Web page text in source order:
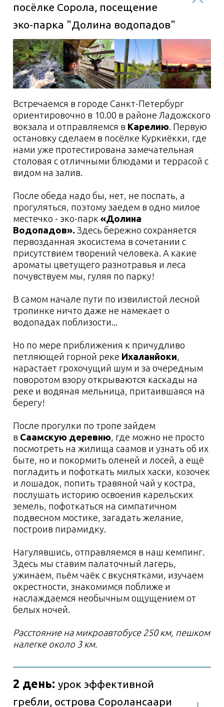
ужинаем, пьём чаёк с вкуснятками, изучаем
окрестности, знакомимся поближе и
наслаждаемся необычным ощущением от
белых ночей.
Расстояние на микроавтобусе 250 км, пешком
налегке около 3 км.
2 день: урок эффективной
гребли, острова Соролансаари
и Паяринсаари, ночевка на
острове
3 день: остров Тимонсаари
4 день: возвращение в
кемпинг в Сорола, выезд в
Санкт-Петербург
Условия проживания
1-4день
Список вещей с
Личные вещи
Одежда
Другое
Важное дополнение
Трансфер и питание
Транспорт